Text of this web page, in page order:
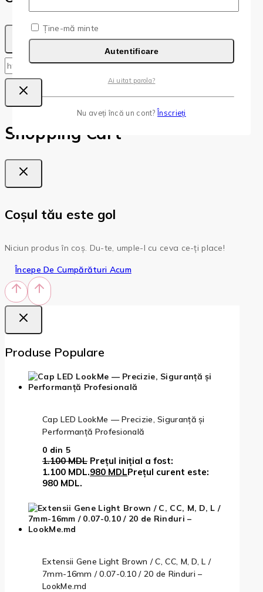
CopyCopied!
Ține-mă minte
Autentificare
Ai uitat parola?
Nu aveți încă un cont?Înscrieți
Shopping Cart
Coșul tău este gol
Niciun produs în coș. Du-te, umple-l cu ceva ce-ți place!
Începe De Cumpărături Acum
Produse Populare
Cap LED LookMe — Precizie, Siguranță și
Performanță Profesională
0 din 5
1.100MDL Prețul inițial a fost:
1.100 MDL.980 MDLPrețul curent este:
980 MDL.
Extensii Gene Light Brown / C, CC, M, D, L /
7mm-16mm / 0.07-0.10 / 20 de Rinduri –
LookMe.md